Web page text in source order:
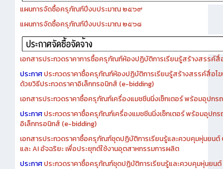
แผนการจัดซื้อครุภัณฑ์ปีงบประมาณ ๒๕๖๙
แผนการจัดซื้อครุภัณฑ์ปีงบประมาณ ๒๕๖๘
เอกสารประกวดราคาการซื้อครุภัณฑ์ห้องปฏิบัติการเรียนรู้สร้างสรรค์
ประกาศ ประกวดราคาซื้อครุภัณฑ์ห้องปฏิบัติการเรียนรู้สร้างสรรค์สื่อโ
ด้วยวิธีประกวดราคาอิเล็กทรอนิกส์ (e-bidding)
เอกสารประกวดราคาซื้อครุภัณฑ์เครื่องแมชชีนนิ่งเซ็กเตอร์ พร้อมอุปก
ประกาศประกวดราคาซื้อครุภัณฑ์เครื่องแมชชีนนิ่งเซ็กเตอร์ พร้อมอุปก
อิเล็กทรอนิกส์ (e-bidding)
เอกสารประกวดราคาซื้อครุภัณฑ์ชุดปฏิบัติการเรียนรู้และควบคุมหุ่นยน
และ AI อัจฉริยะ เพื่อประยุกต์ใช้งานอุตสาหกรรมการผลิต